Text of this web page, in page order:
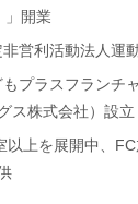
」開業
営利活動法人運
プラスフランチ
ス株式会社）設立
上を展開中、FC